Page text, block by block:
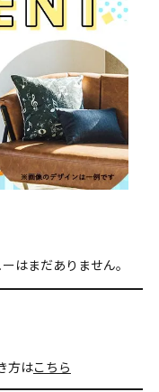
はまだありません。
方はこちら